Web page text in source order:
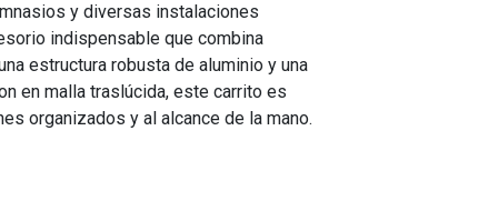
y diversas instalaciones
indispensable que combina
estructura robusta de aluminio y una
en malla traslúcida, este carrito es
organizados y al alcance de la mano.